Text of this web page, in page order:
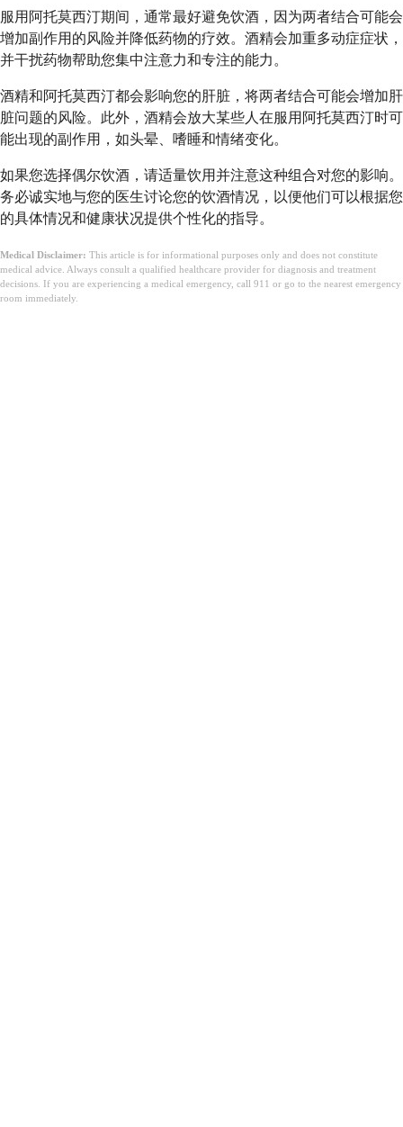
服用阿托莫西汀期间，通常最好避免饮酒，因为两者结合可能会
增加副作用的风险并降低药物的疗效。酒精会加重多动症症状，
并干扰药物帮助您集中注意力和专注的能力。
酒精和阿托莫西汀都会影响您的肝脏，将两者结合可能会增加肝
脏问题的风险。此外，酒精会放大某些人在服用阿托莫西汀时可
能出现的副作用，如头晕、嗜睡和情绪变化。
如果您选择偶尔饮酒，请适量饮用并注意这种组合对您的影响。
务必诚实地与您的医生讨论您的饮酒情况，以便他们可以根据您
的具体情况和健康状况提供个性化的指导。
Medical Disclaimer: This article is for informational purposes only and does not constitute
medical advice. Always consult a qualified healthcare provider for diagnosis and treatment
decisions. If you are experiencing a medical emergency, call 911 or go to the nearest emergency
room immediately.